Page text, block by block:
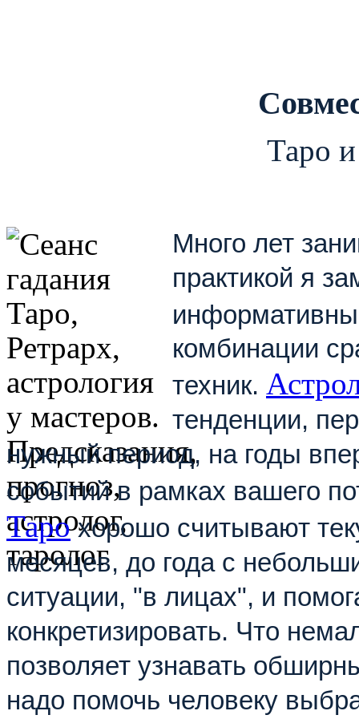
Таро
Много лет
практикой я
комбинации
техник.
тенденции,
нужный период, на годы
событий в рамках вашего
Тарохорошо считывают
месяцев, до года с
ситуации, "в лицах", и
конкретизировать. Что
позволяет узнавать
надо помочь человеку